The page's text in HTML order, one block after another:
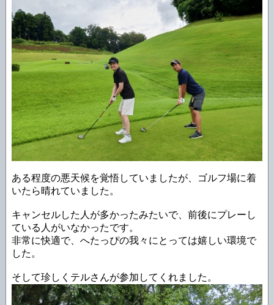
ある程度の悪天候を覚悟していましたが、ゴルフ場に着
いたら晴れていました。
キャンセルした人が多かったみたいで、前後にプレーし
ている人がいなかったです。
非常に快適で、へたっぴの我々にとっては嬉しい環境で
した。
そして珍しくテルさんが参加してくれました。